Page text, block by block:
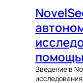
Введение в